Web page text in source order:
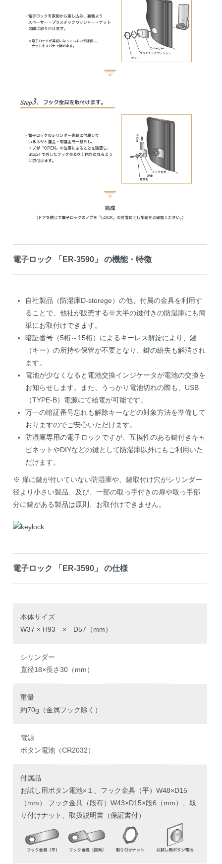
電子ロック 「ER-3590」 の機能・特徴
自社製品（防湿庫D-storege）の他、付属の金具を利用す
ることで、他社が販売する※大半の鍵付きの防湿庫にも簡
単にお取付けできます。
暗証番号（5桁～15桁）によるキーレス解錠により、鍵
（キー）の所持や保管が不要となり、鍵の紛失も解消され
ます。
電池が少なくなると電池交換インジケータが電池の交換を
お知らせします。また、うっかり電池切れの際も、USB
（TYPE-B）電源にて給電が可能です。
万一の暗証番号忘れも解除キーなどの対象方法を準備して
おりますのでご安心いただけます。
防湿庫専用の電子ロックですが、互換性のある鍵付きキャ
ビネットやDIYなどの鍵として防湿庫以外にもご利用いた
だけます。
※ 扉に鍵が付いていない防湿庫や、鍵取付け穴がシリンダー
径より小さい製品、及び、一部の取っ手付きの扉や取っ手部
分に鍵がある製品は原則、お取付けできません。
電子ロック 「ER-3590」 の仕様
本体サイズ
W37 × H93 × D57（mm）
シリンダー
直径18×長さ30（mm）
重量
約70g（金属フック除く）
電源
ボタン電池（CR2032）
付属品
お試し用ボタン電池×１、フック金具（平）W48×D15
（mm） フック金具（段有）W43×D15×段6（mm）、取
り付けナット、取扱説明書（保証書付）